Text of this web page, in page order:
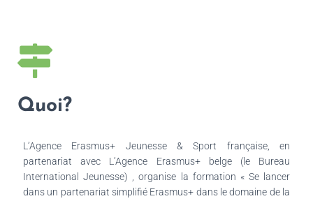
Quoi?
L’Agence Erasmus+ Jeunesse & Sport française, en
partenariat avec L’Agence Erasmus+ belge (le Bureau
International Jeunesse) , organise la formation « Se lancer
dans un partenariat simplifié Erasmus+ dans le domaine de la